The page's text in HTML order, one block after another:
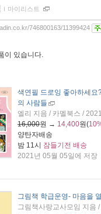
ｌ 마이리스트
746800163/11399424
이 있습니다.
색연필 드로잉 좋아하세요
의 사람들
엘리 지음 / 카멜북스 /
16,000원 → 14,400원(
양탄자배송
밤 11시 잠들기전 배송
2021년 05월 05일에 저장
그림책 학급운영- 마음을
그림책사랑교사모임 지음